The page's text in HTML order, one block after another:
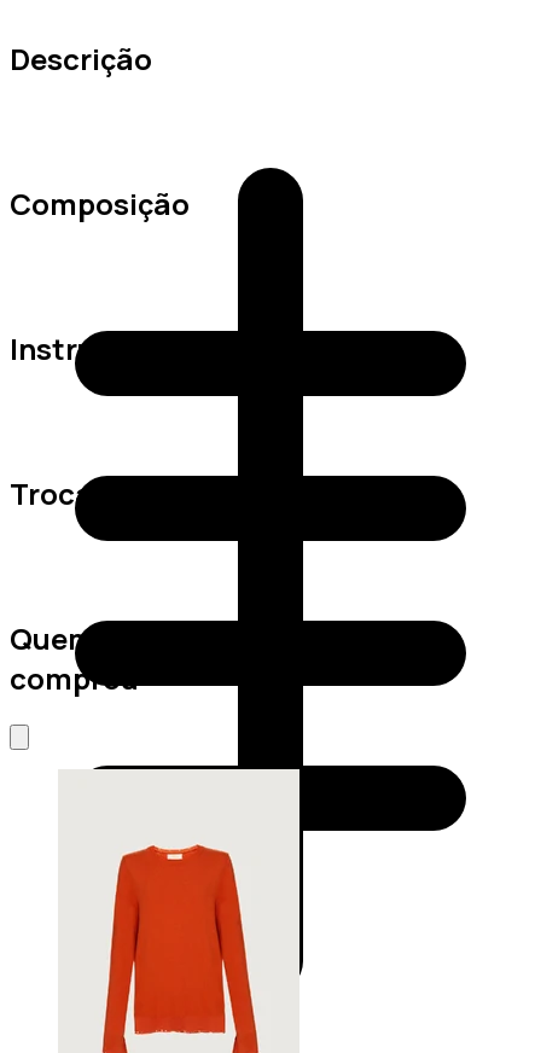
Descrição
Composição
Instruções de Lavagem
Trocas e Devoluções
Quem viu este produto também
comprou